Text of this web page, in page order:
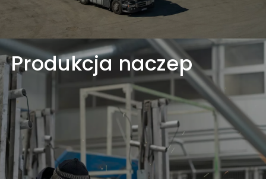
Produkcja naczep
Produkcja naczep
Produkujemy naczepy dopasowane do wymagań
Klienta. Oferujemy wiele opcji dodatkowych i
konfigurację według zapotrzebowania.